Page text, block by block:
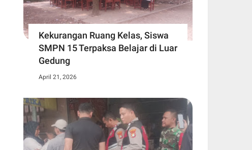
Kekurangan Ruang Kelas, Siswa
SMPN 15 Terpaksa Belajar di Luar
Gedung ​
April 21, 2026